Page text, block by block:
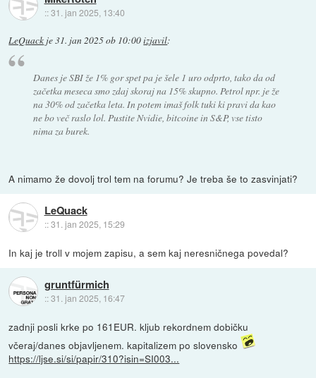
::31. jan 2025, 13:40
LeQuack je31. jan 2025 ob 10:00izjavil:
Danes je SBI že 1% gor spet pa je šele 1 uro odprto, tako da od
začetka meseca smo zdaj skoraj na 15% skupno. Petrol npr. je že
na 30% od začetka leta. In potem imaš folk tuki ki pravi da kao
ne bo več raslo lol. Pustite Nvidie, bitcoine in S&P, vse tisto
nima za burek.
A nimamo že dovolj trol tem na forumu? Je treba še to zasvinjati?
LeQuack
::31. jan 2025, 15:29
In kaj je troll v mojem zapisu, a sem kaj neresničnega povedal?
gruntfürmich
::31. jan 2025, 16:47
zadnji posli krke po 161EUR. kljub rekordnem dobičku
včeraj/danes objavljenem. kapitalizem po slovensko
https://ljse.si/si/papir/310?isin=SI003...